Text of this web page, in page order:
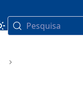
Pesquisa